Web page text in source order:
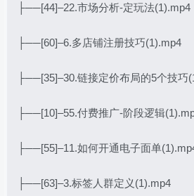
├──[44]–22.市场分析-定玩法(1).mp4
├──[60]–6.多店铺注册技巧(1).mp4
├──[35]–30.链接定价布局的5个技巧
├──[10]–55.付费推广-阶段逻辑
├──[55]–11.如何开通电子面单
├──[63]–3.标签人群定义(1).mp4